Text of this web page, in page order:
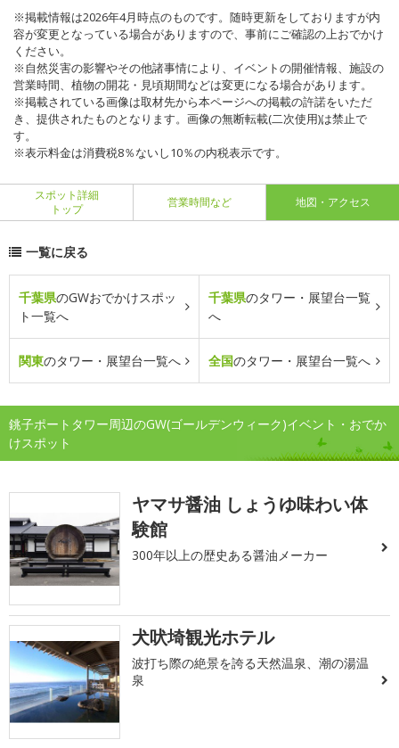
※掲載情報は2026年4月時点のものです。随時更新をしておりますが内
容が変更となっている場合がありますので、事前にご確認の上おでかけ
ください。
※自然災害の影響やその他諸事情により、イベントの開催情報、施設の
営業時間、植物の開花・見頃期間などは変更になる場合があります。
※掲載されている画像は取材先から本ページへの掲載の許諾をいただ
き、提供されたものとなります。画像の無断転載(二次使用)は禁止で
す。
※表示料金は消費税8％ないし10％の内税表示です。
スポット詳細
トップ
営業時間など 地図・アクセス
一覧に戻る
千葉県のGWおでかけスポッ
ト一覧へ
千葉県のタワー・展望台一覧
へ
関東のタワー・展望台一覧へ 全国のタワー・展望台一覧へ
銚子ポートタワー周辺のGW(ゴールデンウィーク)イベント・おでか
けスポット
ヤマサ醤油 しょうゆ味わい体
験館
300年以上の歴史ある醤油メーカー
犬吠埼観光ホテル
波打ち際の絶景を誇る天然温泉、潮の湯温
泉